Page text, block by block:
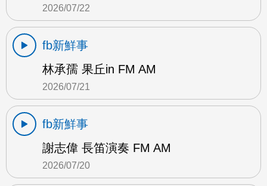
2026/07/22
fb新鮮事
林承孺 果丘in FM AM
2026/07/21
fb新鮮事
謝志偉 長笛演奏 FM AM
2026/07/20